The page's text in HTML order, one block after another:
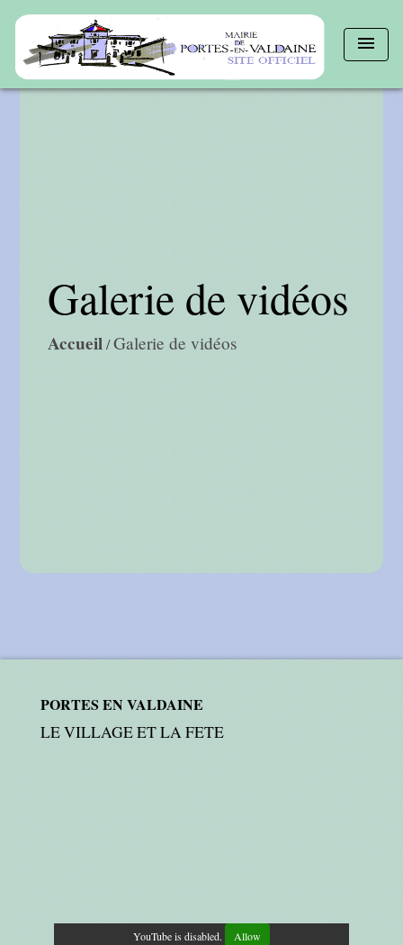
menu
Galerie de vidéos
Accueil/Galerie de vidéos
PORTES EN VALDAINE
LE VILLAGE ET LA FETE
YouTube is disabled. Allow